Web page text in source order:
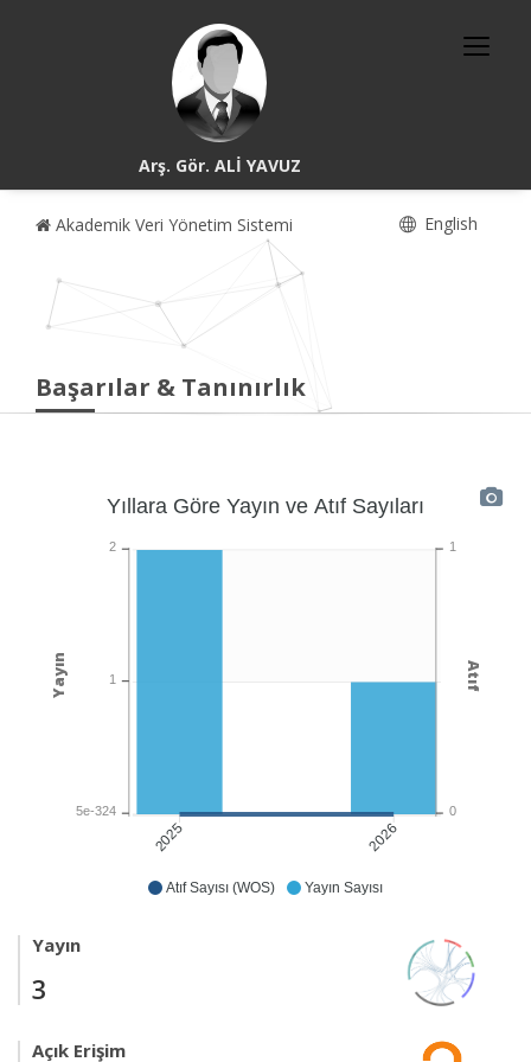
Arş. Gör. ALİ YAVUZ
Akademik Veri Yönetim Sistemi English
Başarılar & Tanınırlık
Atıf Sayısı (WOS) Yayın Sayısı
2025 2026
Yıllara Göre Yayın ve Atıf Sayıları
1
0
Atıf
2
1
5e-324
Yayın
Yayın
3
Açık Erişim